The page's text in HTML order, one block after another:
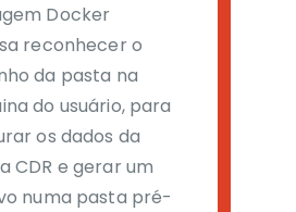
Docker
reconhecer o
da pasta na
do usuário, para
os dados da
CDR e gerar um
numa pasta pré-